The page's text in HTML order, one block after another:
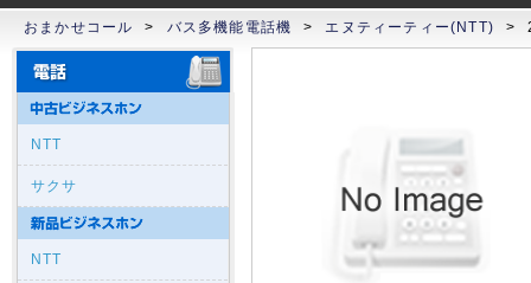
おまかせコール > バス多機能電話機 > エヌティーティー(NTT) >
NTT
サクサ
NTT